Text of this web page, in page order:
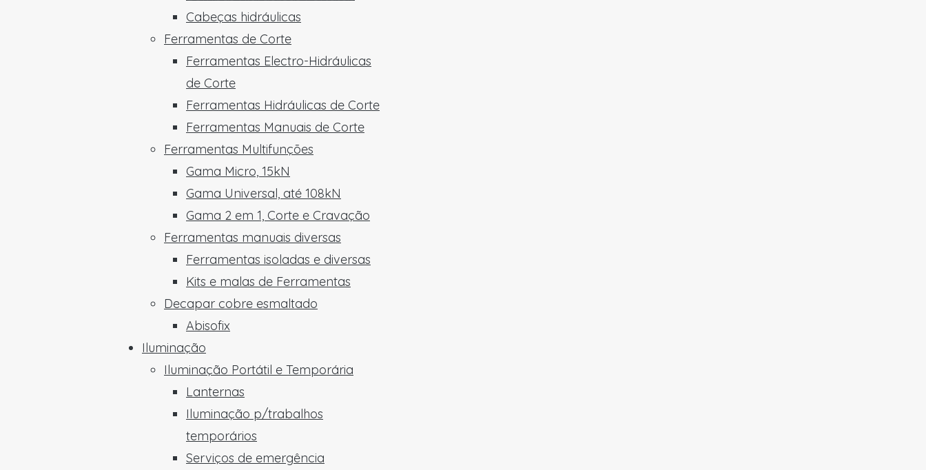
Cabeças hidráulicas
Ferramentas de Corte
Ferramentas Electro-Hidráulicas
de Corte
Ferramentas Hidráulicas de Corte
Ferramentas Manuais de Corte
Ferramentas Multifunções
Gama Micro, 15kN
Gama Universal, até 108kN
Gama 2 em 1, Corte e Cravação
Ferramentas manuais diversas
Ferramentas isoladas e diversas
Kits e malas de Ferramentas
Decapar cobre esmaltado
Abisofix
Iluminação
Iluminação Portátil e Temporária
Lanternas
Iluminação p/trabalhos
temporários
Serviços de emergência